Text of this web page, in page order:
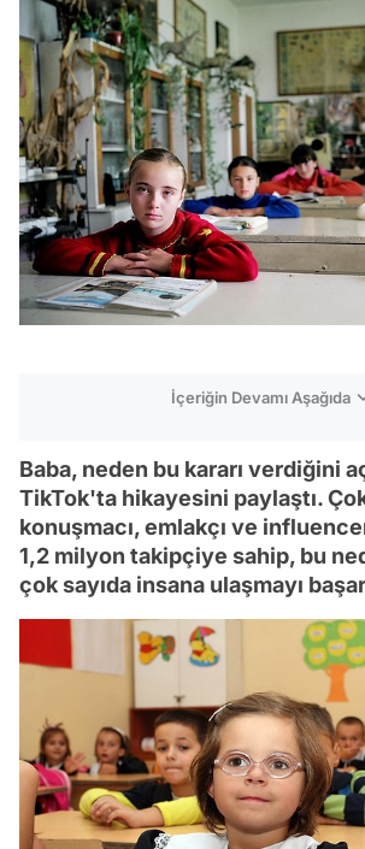
İçeriğin Devamı Aşağıda
Baba, neden bu kararı verdiğini
TikTok'ta hikayesini paylaştı.
konuşmacı, emlakçı ve
1,2 milyon takipçiye sahip, bu
çok sayıda insana ulaşmayı